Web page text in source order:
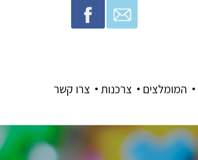
צרו קשר צרכנות המומלצים